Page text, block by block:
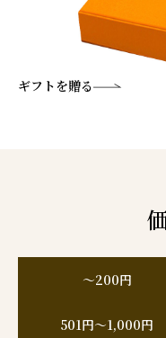
ギフトを贈る
～200円
501円～1,000円